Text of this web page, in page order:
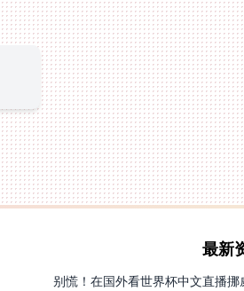
最新
别慌！在国外看世界杯中文直播